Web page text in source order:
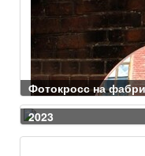
Фотокросс на
2023